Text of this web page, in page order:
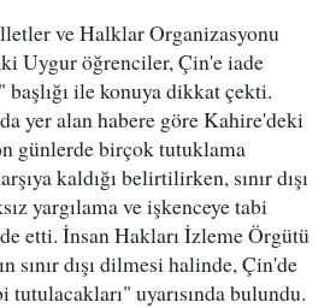
ve Halklar Organizasyonu
Uygur öğrenciler, Çin'e iade
ile konuya dikkat çekti.
yer alan habere göre Kahire'deki
günlerde birçok tutuklama
kaldığı belirtilirken, sınır dışı
yargılama ve işkenceye tabi
etti. İnsan Hakları İzleme Örgütü
sınır dışı dilmesi halinde, Çin'de
tutulacakları" uyarısında bulundu.